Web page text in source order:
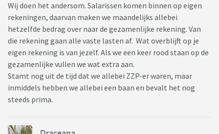
Wij doen het andersom. Salarissen komen binnen op eigen
rekeningen, daarvan maken we maandelijks allebei
hetzelfde bedrag over naar de gezamenlijke rekening. Van
die rekening gaan alle vaste lasten af. Wat overblijft op je
eigen rekening is van jezelf. Als we een keer rood staan op de
gezamenlijke vullen we wat extra aan.
Stamt nog uit de tijd dat we allebei ZZP-er waren, maar
inmiddels hebben we allebei een baan en bevalt het nog
steeds prima.